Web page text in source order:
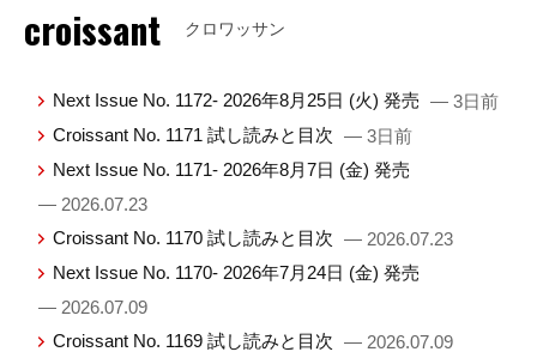
croissant クロワッサン
Next Issue No. 1172- 2026年8月25日 (火) 発売 — 3日前
Croissant No. 1171 試し読みと目次 — 3日前
Next Issue No. 1171- 2026年8月7日 (金) 発売
— 2026.07.23
Croissant No. 1170 試し読みと目次 — 2026.07.23
Next Issue No. 1170- 2026年7月24日 (金) 発売
— 2026.07.09
Croissant No. 1169 試し読みと目次 — 2026.07.09